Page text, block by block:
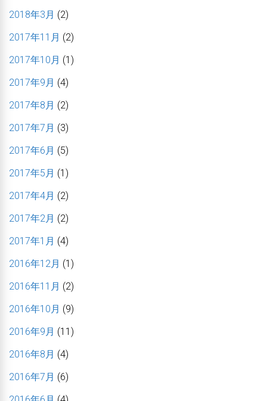
2018年3月 (2)
2017年11月 (2)
2017年10月 (1)
2017年9月 (4)
2017年8月 (2)
2017年7月 (3)
2017年6月 (5)
2017年5月 (1)
2017年4月 (2)
2017年2月 (2)
2017年1月 (4)
2016年12月 (1)
2016年11月 (2)
2016年10月 (9)
2016年9月 (11)
2016年8月 (4)
2016年7月 (6)